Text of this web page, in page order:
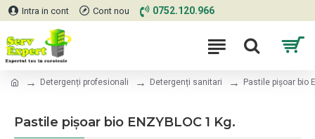
Intra in cont Cont nou 0752.120.966
Detergenți profesionali Detergenți sanitari Pastile pișoar bio
Pastile pișoar bio ENZYBLOC 1 Kg.